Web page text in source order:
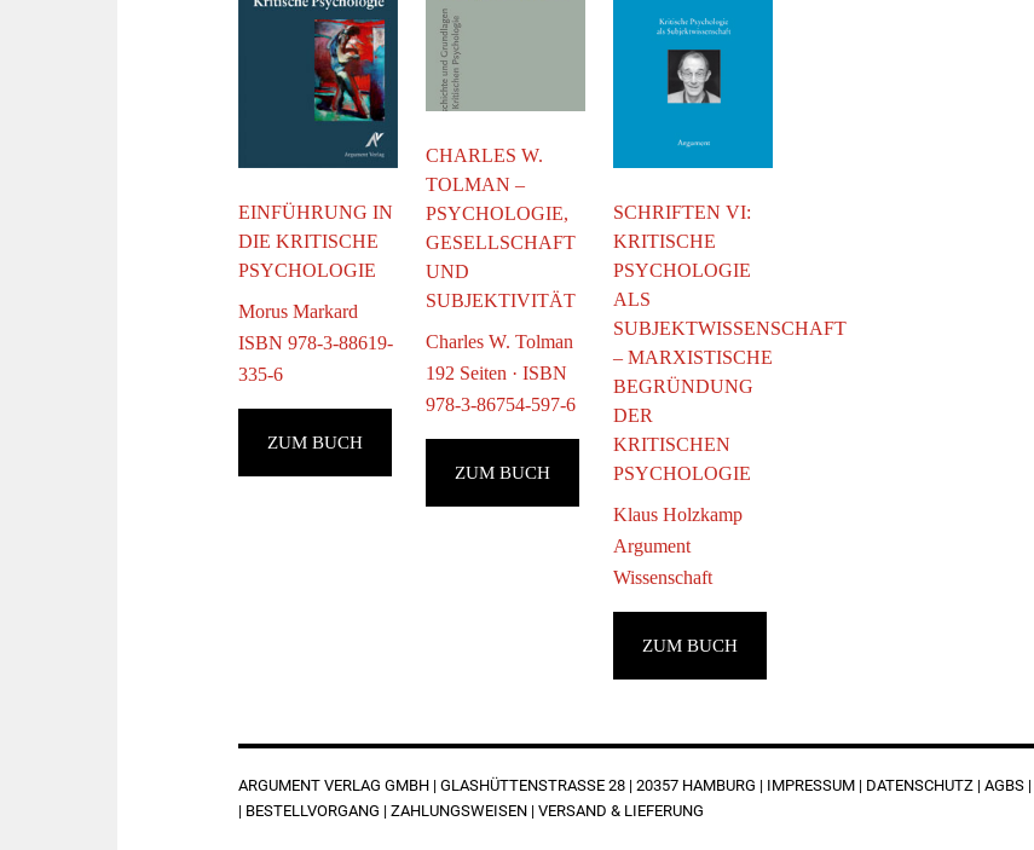
EINFÜHRUNG IN
DIE KRITISCHE
PSYCHOLOGIE
Morus Markard
ISBN 978-3-88619-
335-6
ZUM BUCH
CHARLES W.
TOLMAN –
PSYCHOLOGIE,
GESELLSCHAFT
UND
SUBJEKTIVITÄT
Charles W. Tolman
192 Seiten · ISBN
978-3-86754-597-6
ZUM BUCH
SCHRIFTEN VI:
KRITISCHE
PSYCHOLOGIE
ALS
SUBJEKTWISSENSCHAFT
– MARXISTISCHE
BEGRÜNDUNG
DER
KRITISCHEN
PSYCHOLOGIE
Klaus Holzkamp
Argument
Wissenschaft
ZUM BUCH
FOOTER
ARGUMENT VERLAG GMBH | GLASHÜTTENSTRASSE 28 | 20357 HAMBURG | IMPRESSUM | DATENSCHUTZ | AGBS |
| BESTELLVORGANG | ZAHLUNGSWEISEN | VERSAND & LIEFERUNG